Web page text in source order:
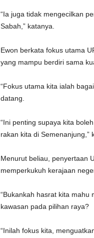
“Ia juga tidak mengecilkan
Sabah,” katanya.
Ewon berkata fokus utama
yang mampu berdiri sama
“Fokus utama kita ialah
datang.
“Ini penting supaya kita
rakan kita di Semenanjung,”
Menurut beliau, penyertaan
memperkukuh kerajaan
“Bukankah hasrat kita
kawasan pada pilihan raya?
“Inilah fokus kita,